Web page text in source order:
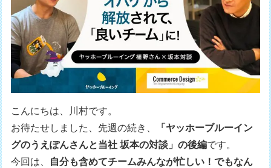
こんにちは、川村です。
お待たせしました、先週の続き、
「ヤッホーブルーイン
グのうえぽんさんと当社 坂本の対談」の後編です。
今回は、 自分も含めてチームみんなが忙しい！でもなん